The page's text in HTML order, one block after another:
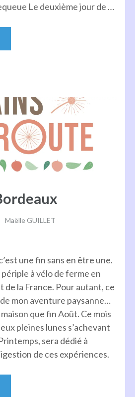
Le deuxième jour de …
Maëlle GUILLET
une fin sans en être une.
périple à vélo de ferme en
de la France. Pour autant, ce
mon aventure paysanne…
que fin Août. Ce mois
pleines lunes s’achevant
sera dédié à
de ces expériences.